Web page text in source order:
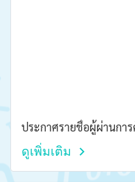
ประกาศรายชื่อผู้ผ่านกา
ดูเพิ่มเติม